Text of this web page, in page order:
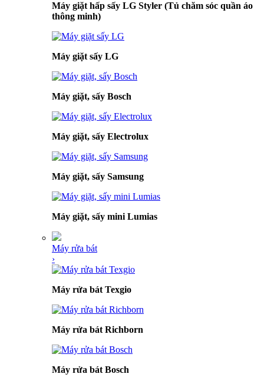
Máy giặt hấp sấy LG Styler (Tủ chăm sóc quần áo
thông minh)
Máy giặt sấy LG
Máy giặt, sấy Bosch
Máy giặt, sấy Electrolux
Máy giặt, sấy Samsung
Máy giặt, sấy mini Lumias
Máy rửa bát
›
Máy rửa bát Texgio
Máy rửa bát Richborn
Máy rửa bát Bosch